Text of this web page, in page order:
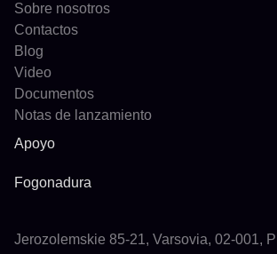
Sobre nosotros
Contactos
Blog
Video
Documentos
Notas de lanzamiento
Apoyo
Fogonadura
Jerozolemskie 85-21, Varsovia, 02-001,